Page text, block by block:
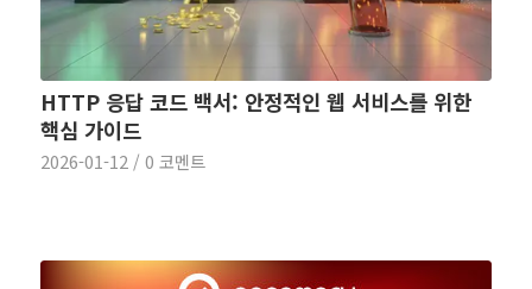
HTTP 응답 코드 백서: 안정적인 웹 서비스를 위한
핵심 가이드
2026-01-12 / 0 코멘트